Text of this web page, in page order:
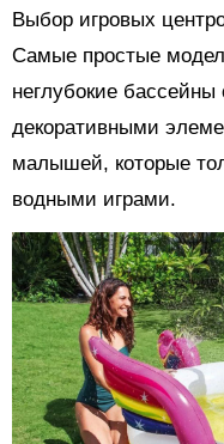
Выбор игровых
Самые простые
неглубокие
декоративными
малышей, которые
водными играми.